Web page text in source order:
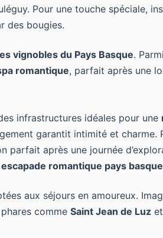
Pour une touche spéciale,
des bougies.
vignobles du Pays Basque.
romantique, parfait après une
infrastructures idéales pour une
garantit intimité et
parfait après une journée
escapade romantique pays basque
aux séjours en amoureux.
comme Saint Jean de Luz et